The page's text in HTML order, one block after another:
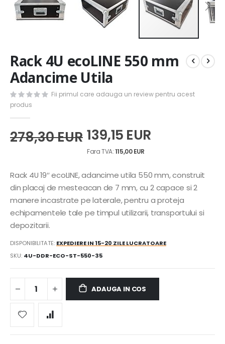
to
the
beginning
of
the
images
gallery
Rack 4U ecoLINE 550 mm
Adancime Utila
Fii primul care adauga un review pentru acest
produs
278,30 EUR 139,15 EUR
115,00 EUR
Rack 4U 19″ ecoLINE, adancime utila 550 mm, construit
din placaj de mesteacan de 7 mm, cu 2 capace si 2
manere incastrate pe laterale, pentru a proteja
echipamentele tale pe timpul utilizarii, transportului si
depozitarii.
DISPONIBILITATE: EXPEDIERE IN 15-20 ZILE LUCRATOARE
SKU 4U-DDR-ECO-ST-550-35
ADAUGA IN COS